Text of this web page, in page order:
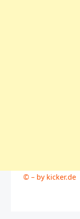
© – by kicker.de